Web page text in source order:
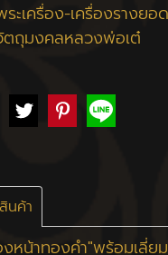
ระเครื่อง-เครื่องรางยอ
ตถุมงคลหลวงพ่อเต๋
นค้า
หน้าทองคำ"พร้อมเลี่ย